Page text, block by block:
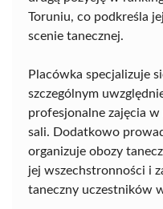
Toruniu, co podkreśla
scenie tanecznej.
Placówka specjalizuje
szczególnym
profesjonalne zajęcia
sali. Dodatkowo
organizuje obozy
jej wszechstronności i
taneczny uczestników